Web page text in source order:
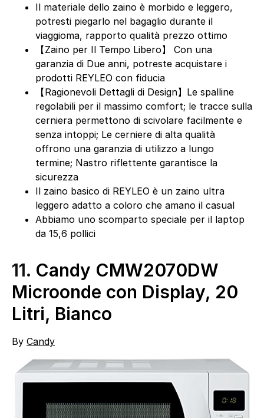
Il materiale dello zaino è morbido e leggero,
potresti piegarlo nel bagaglio durante il
viaggioma, rapporto qualità prezzo ottimo
【Zaino per Il Tempo Libero】 Con una
garanzia di Due anni, potreste acquistare i
prodotti REYLEO con fiducia
【Ragionevoli Dettagli di Design】Le spalline
regolabili per il massimo comfort; le tracce sulla
cerniera permettono di scivolare facilmente e
senza intoppi; Le cerniere di alta qualità
offrono una garanzia di utilizzo a lungo
termine; Nastro riflettente garantisce la
sicurezza
Il zaino basico di REYLEO è un zaino ultra
leggero adatto a coloro che amano il casual
Abbiamo uno scomparto speciale per il laptop
da 15,6 pollici
11. Candy CMW2070DW
Microonde con Display, 20
Litri, Bianco
By Candy